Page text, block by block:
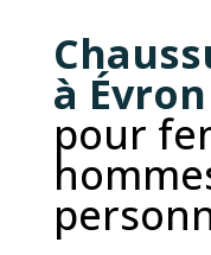
à Évron
pour